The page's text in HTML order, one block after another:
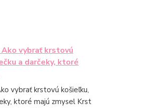
vybrať krstovú
a darčeky, ktoré
vybrať krstovú košieľku,
ktoré majú zmysel Krst